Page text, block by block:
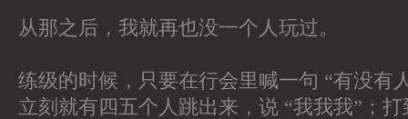
从那之后，我就再也没一个人玩过。
练级的时候，只要在行会里喊一句 “有没有
立刻就有四五个人跳出来，说 “我我我”；